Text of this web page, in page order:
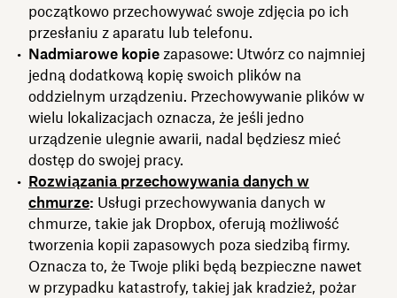
początkowo przechowywać swoje zdjęcia po ich
przesłaniu z aparatu lub telefonu.
Nadmiarowe kopie zapasowe: Utwórz co najmniej
jedną dodatkową kopię swoich plików na
oddzielnym urządzeniu. Przechowywanie plików w
wielu lokalizacjach oznacza, że jeśli jedno
urządzenie ulegnie awarii, nadal będziesz mieć
dostęp do swojej pracy.
Rozwiązania przechowywania danych w
chmurze: Usługi przechowywania danych w
chmurze, takie jak Dropbox, oferują możliwość
tworzenia kopii zapasowych poza siedzibą firmy.
Oznacza to, że Twoje pliki będą bezpieczne nawet
w przypadku katastrofy, takiej jak kradzież, pożar